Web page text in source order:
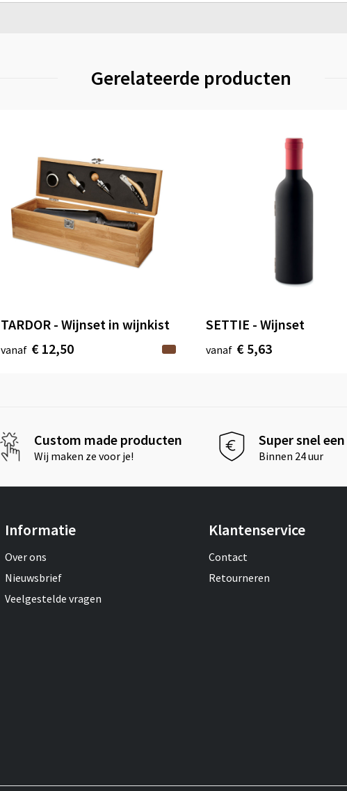
Gerelateerde producten
TARDOR - Wijnset in wijnkist
vanaf € 12,50
SETTIE - Wijnset
vanaf € 5,63
Custom made producten
Wij maken ze voor je!
Super snel
Binnen 24 uur
Informatie
Over ons
Nieuwsbrief
Veelgestelde vragen
Klantenservice
Contact
Retourneren